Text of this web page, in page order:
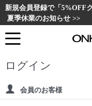
新規会員登録で「5%OFF
夏季休業のお知らせ >>
ログイン
会員のお客様